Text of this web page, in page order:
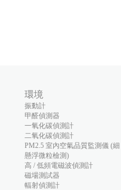
環境
振動計
甲醛偵測器
一氧化碳偵測計
二氧化碳偵測計
PM2.5 室內空氣品質監測儀 (細
懸浮微粒檢測)
高 / 低頻電磁波偵測計
磁場測試器
輻射偵測計